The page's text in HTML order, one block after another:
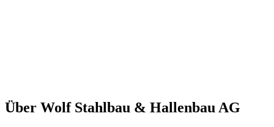
Über Wolf Stahlbau & Hallenbau AG